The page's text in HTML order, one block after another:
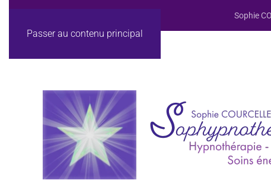
Passer au contenu principal
Sophie